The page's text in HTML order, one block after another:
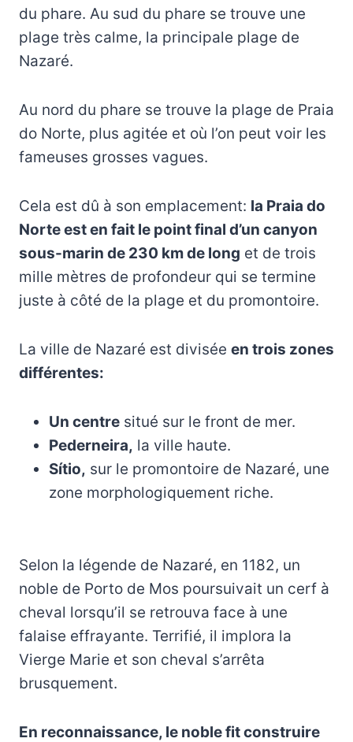
du phare. Au sud du phare se trouve une
plage très calme, la principale plage de
Nazaré.
Au nord du phare se trouve la plage de Praia
do Norte, plus agitée et où l’on peut voir les
fameuses grosses vagues.
Cela est dû à son emplacement: la Praia do
Norte est en fait le point final d’un canyon
sous-marin de 230 km de long et de trois
mille mètres de profondeur qui se termine
juste à côté de la plage et du promontoire.
La ville de Nazaré est divisée en trois zones
différentes:
Un centre situé sur le front de mer.
Pederneira, la ville haute.
Sítio, sur le promontoire de Nazaré, une
zone morphologiquement riche.
Selon la légende de Nazaré, en 1182, un
noble de Porto de Mos poursuivait un cerf à
cheval lorsqu’il se retrouva face à une
falaise effrayante. Terrifié, il implora la
Vierge Marie et son cheval s’arrêta
brusquement.
En reconnaissance, le noble fit construire